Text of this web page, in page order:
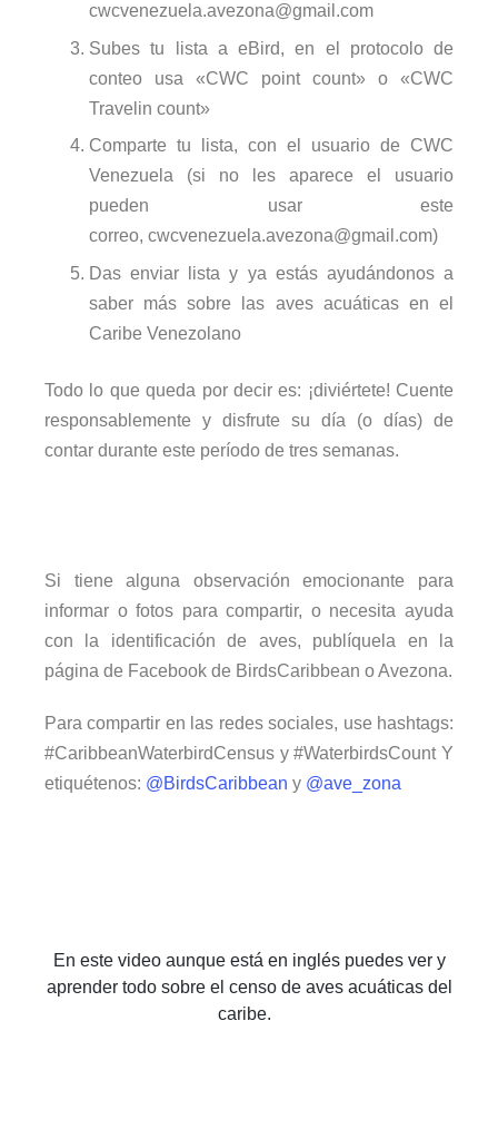
cwcvenezuela.avezona@gmail.com
Subes tu lista a eBird, en el protocolo de
conteo usa «CWC point count» o «CWC
Travelin count»
Comparte tu lista, con el usuario de CWC
Venezuela (si no les aparece el usuario
pueden usar este
correo, cwcvenezuela.avezona@gmail.com)
Das enviar lista y ya estás ayudándonos a
saber más sobre las aves acuáticas en el
Caribe Venezolano
Todo lo que queda por decir es: ¡diviértete! Cuente
responsablemente y disfrute su día (o días) de
contar durante este período de tres semanas.
Si tiene alguna observación emocionante para
informar o fotos para compartir, o necesita ayuda
con la identificación de aves, publíquela en la
página de Facebook de BirdsCaribbean o Avezona.
Para compartir en las redes sociales, use hashtags:
#CaribbeanWaterbirdCensus y #WaterbirdsCount Y
etiquétenos: @BirdsCaribbean y @ave_zona
En este video aunque está en inglés puedes ver y
aprender todo sobre el censo de aves acuáticas del
caribe.